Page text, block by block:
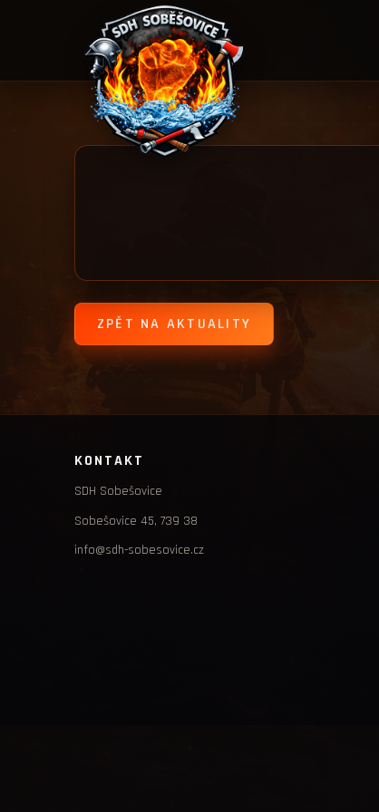
ZPĚT NA AKTUALITY
KONTAKT
SDH Sobešovice
Sobešovice 45, 739 38
info@sdh-sobesovice.cz